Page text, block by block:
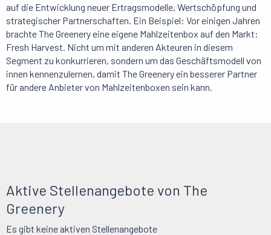
auf die Entwicklung neuer Ertragsmodelle, Wertschöpfung und
strategischer Partnerschaften. Ein Beispiel: Vor einigen Jahren
brachte The Greenery eine eigene Mahlzeitenbox auf den Markt:
Fresh Harvest. Nicht um mit anderen Akteuren in diesem
Segment zu konkurrieren, sondern um das Geschäftsmodell von
innen kennenzulernen, damit The Greenery ein besserer Partner
für andere Anbieter von Mahlzeitenboxen sein kann.
Aktive Stellenangebote von The
Greenery
Es gibt keine aktiven Stellenangebote